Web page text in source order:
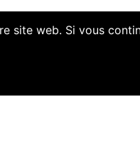
web. Si vous